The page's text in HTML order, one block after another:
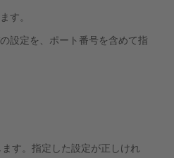
す。
設定を、ポート番号を含めて指
ます。指定した設定が正しけれ